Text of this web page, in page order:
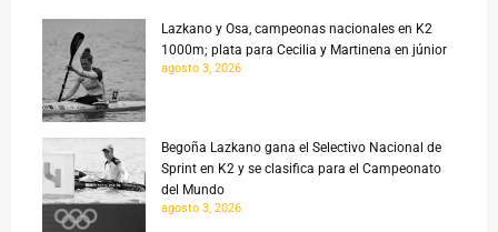
Lazkano y Osa, campeonas nacionales en K2
1000m; plata para Cecilia y Martinena en júnior
agosto 3, 2026
Begoña Lazkano gana el Selectivo Nacional de
Sprint en K2 y se clasifica para el Campeonato
del Mundo
agosto 3, 2026